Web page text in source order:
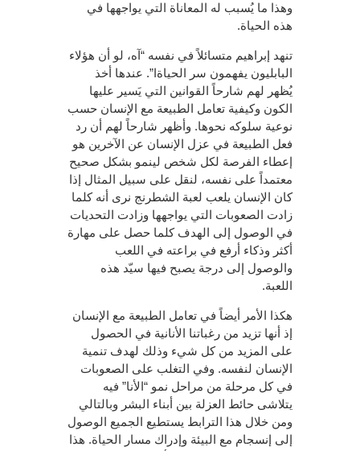
وهذا ما يُسبب له المعاناة التي يواجهها في
هذه الحياة.
تنهد إبراهيم متسائلاً في نفسه “آه، لو أن هؤلاء
البابليون يفهمون سر الحياةا”. عندها أخذ
يُظهر لهم شارحاً القوانين التي يَسير عليها
الكون وكيفية تعامل الطبيعة مع الإنسان حسب
نوعية سلوكه نحوها. وأظهر شارحاً لهم أن رد
فعل الطبيعة في عزل الإنسان عن الآخرين هو
إعطاء الفرصة لكل شخص لينمو بشكل صحيح
معتمداً على نفسه، لنقل على سبيل المثال إذا
كان الإنسان يلعب لعبة الشطرنج نرى أنه كلما
زادت الصعوبات التي يواجهها وزادت التحديات
في الوصول إلى الهدف كلما حصل على مهارة
أكثر وذكاء أرفع في براعته في اللعب
والوصول إلى درجة يصبح فيها سيّد هذه
اللعبة.
هكذا الأمر أيضاً في تعامل الطبيعة مع الإنسان
إذ أنها تزيد من رغباتنا الأنانية في الحصول
على المزيد من كل شيء وذلك لهدف تنمية
الإنسان لنفسه. وفي التغلب على الصعوبات
في كل مرحلة من مراحل نمو “الأنا” فيه
يتلاشى حائط العزلة بين أبناء البشر وبالتالي
ومن خلال هذا الترابط يستطيع الجميع الوصول
إلى إنسجام مع البيئة وإدراك مسار الحياة. هذا